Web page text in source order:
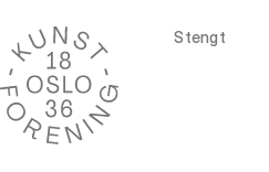
Stengt